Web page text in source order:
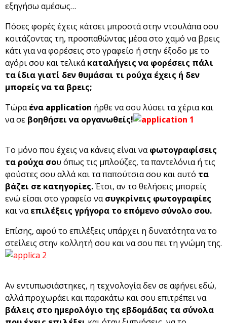
εξηγήσω αμέσως…
Πόσες φορές έχεις κάτσει μπροστά στην ντουλάπα σου
κοιτάζοντας τη, προσπαθώντας μέσα στο χαμό να βρεις
κάτι για να φορέσεις στο γραφείο ή στην έξοδο με το
αγόρι σου και τελικάκαταλήγεις να φορέσεις πάλι
τα ίδια γιατί δεν θυμάσαι τι ρούχα έχεις ή δεν
μπορείς να τα βρεις;
Τώραένα application ήρθε να σου λύσει τα χέρια και
να σε βοηθήσει να οργανωθείς!
Το μόνο που έχεις να κάνεις είναι ναφωτογραφίσεις
τα ρούχα σου όπως τις μπλούζες, τα παντελόνια ή τις
φούστες σου αλλά και τα παπούτσια σου και αυτό τα
βάζει σε κατηγορίες.Έτσι, αν το θελήσεις μπορείς
ενώ είσαι στο γραφείο νασυγκρίνεις φωτογραφίες
και ναεπιλέξεις γρήγορα το επόμενο σύνολο σου.
Επίσης, αφού το επιλέξεις υπάρχει η δυνατότητα να το
στείλεις στην κολλητή σου και να σου πει τη γνώμη της.
Αν εντυπωσιάστηκες, η τεχνολογία δεν σε αφήνει εδώ,
αλλά προχωράει και παρακάτω και σου επιτρέπει να
βάλεις στο ημερολόγιο της εβδομάδας τα σύνολα